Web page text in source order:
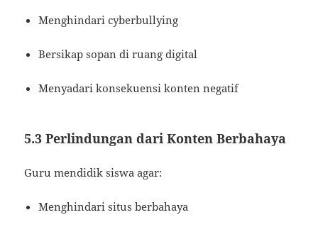
Menghindari cyberbullying
Bersikap sopan di ruang digital
Menyadari konsekuensi konten negatif
5.3 Perlindungan dari Konten Berbahaya
Guru mendidik siswa agar:
Menghindari situs berbahaya